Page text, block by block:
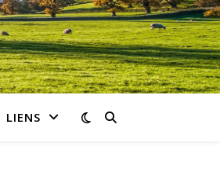
LIENS